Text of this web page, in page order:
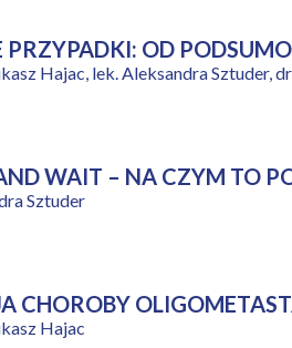
PRZYPADKI: OD
Hajac, lek. Aleksandra Sztuder,
WAIT – NA CZYM TO
Sztuder
CHOROBY
Hajac